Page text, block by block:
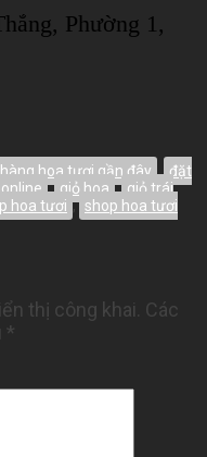
Phường 1,
hoa tươi gần đây , đặt
, giỏ hoa , giỏ trái
hoa tươi , shop hoa tươi
thị công khai. Các
*